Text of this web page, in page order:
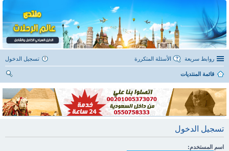
روابط سريعة الأسئلة المتكررة تسجيل الدخول
قائمة المنتديات
ث
تسجيل الدخول
اسم المستخدم: